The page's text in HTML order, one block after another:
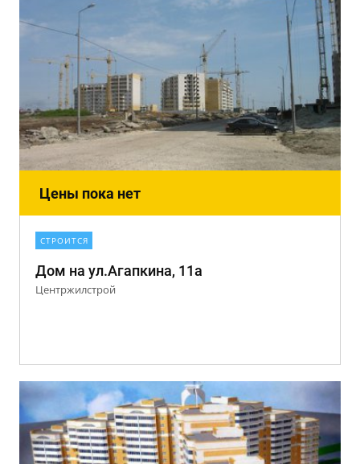
Цены пока нет
СТРОИТСЯ
Дом на ул.Агапкина, 11а
Центржилстрой